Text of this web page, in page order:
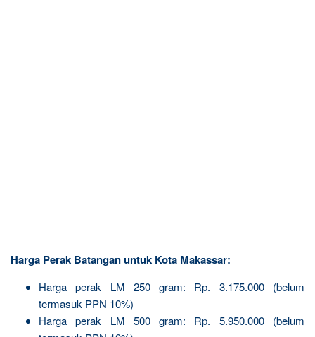
Harga Perak Batangan untuk Kota Makassar:
Harga perak LM 250 gram: Rp. 3.175.000 (belum
termasuk PPN 10%)
Harga perak LM 500 gram: Rp. 5.950.000 (belum